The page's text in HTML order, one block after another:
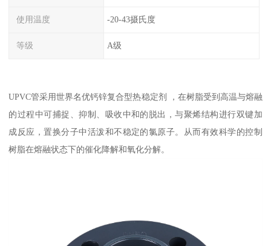
使用温度 -20-43摄氏度
等级 A级
UPVC管采用世界名优钙锌复合型热稳定剂 ，在树脂受到高温与熔融
的过程中可捕捉、抑制、吸收中和的脱出，与聚烯结构进行双键加
成反应，置换分子中活泼和不稳定的氯原子。从而有效科学的控制
树脂在熔融状态下的催化降解和氧化分解。